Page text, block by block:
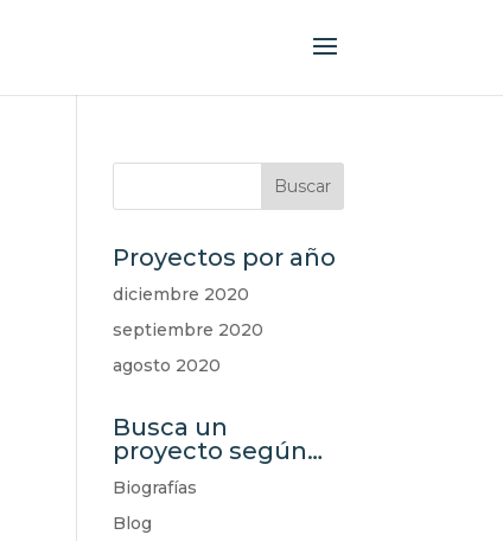
Proyectos por año
diciembre 2020
septiembre 2020
agosto 2020
Busca un
proyecto según…
Biografías
Blog